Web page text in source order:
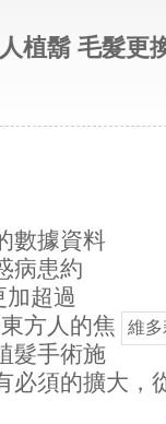
植鬍 毛髮更
維
數據資料
病患約
加超過
方人的焦
髮手術施
必須的擴大，